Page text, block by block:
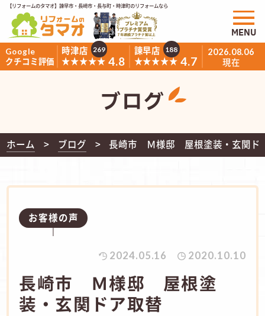
【リフォームのタマオ】諫早市・長崎市・長与町・時津町のリフォームなら
Google
クチコミ評価
時津店
★★★★★ 4.8
269
諫早店
★★★★★ 4.7
188 2026.08.06
現在
MENU
ブログ
ホーム ブログ 長崎市 Ｍ様邸 屋根塗装・玄関ド
お客様の声
2024.05.16 2020.10.10
長崎市 Ｍ様邸 屋根塗
装・玄関ドア取替